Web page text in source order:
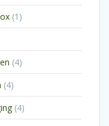
producten
1 1
product
44
producten
44
producten
44
producten